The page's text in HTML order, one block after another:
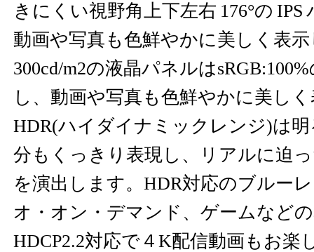
きにくい視野角上下左右 176°の
動画や写真も色鮮やかに美しく表
300cd/m2の液晶パネルは
し、動画や写真も色鮮やかに美し
HDR(ハイダイナミックレンジ)は
分もくっきり表現し、リアルに迫
を演出します。HDR対応のブルー
オ・オン・デマンド、ゲームなど
HDCP2.2対応で４K配信動画もお楽